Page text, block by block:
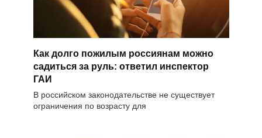
Как долго пожилым россиянам можно
садиться за руль: ответил инспектор
ГАИ
В российском законодательстве не существует
ограничения по возрасту для